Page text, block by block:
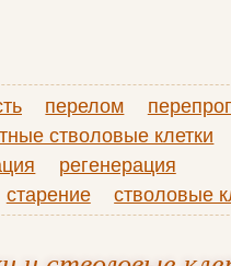
перелом
стволовые клетки
регенерация
старение стволовые